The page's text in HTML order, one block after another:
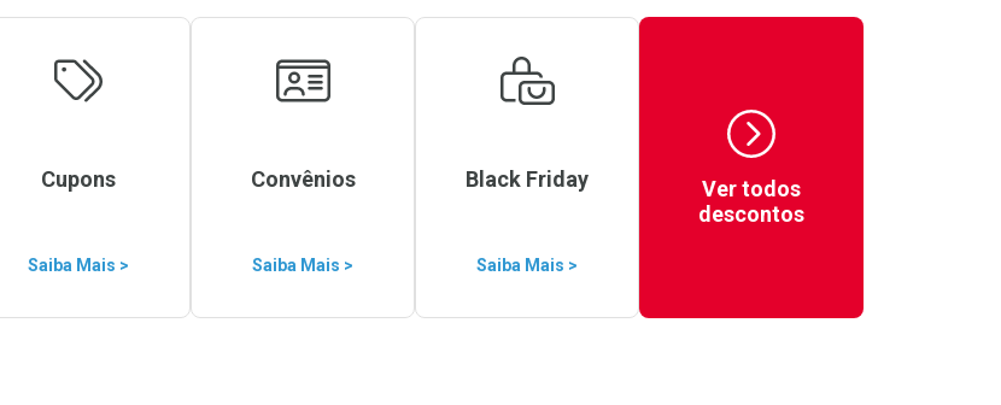
Cupons
Saiba Mais >
Convênios
Saiba Mais >
Black Friday
Saiba Mais >
Ver todos
descontos